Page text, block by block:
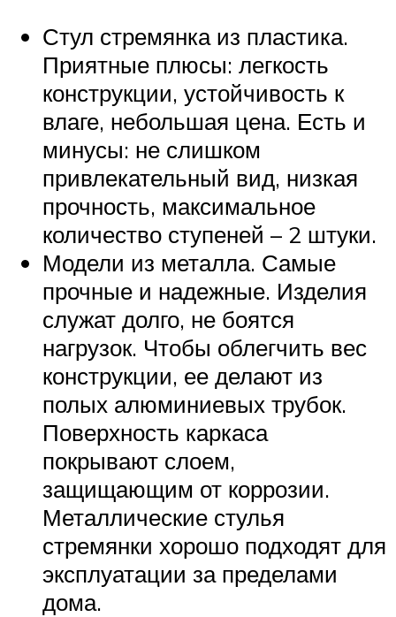
Стул стремянка из пластика.
Приятные плюсы: легкость
конструкции, устойчивость к
влаге, небольшая цена. Есть и
минусы: не слишком
привлекательный вид, низкая
прочность, максимальное
количество ступеней – 2 штуки.
Модели из металла. Самые
прочные и надежные. Изделия
служат долго, не боятся
нагрузок. Чтобы облегчить вес
конструкции, ее делают из
полых алюминиевых трубок.
Поверхность каркаса
покрывают слоем,
защищающим от коррозии.
Металлические стулья
стремянки хорошо подходят для
эксплуатации за пределами
дома.